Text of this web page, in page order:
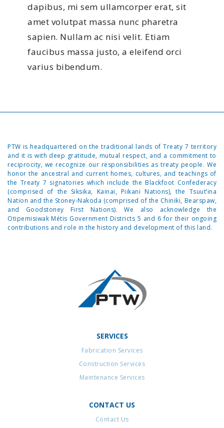
dapibus, mi sem ullamcorper erat, sit
amet volutpat massa nunc pharetra
sapien. Nullam ac nisi velit. Etiam
faucibus massa justo, a eleifend orci
varius bibendum.
PTW is headquartered on the traditional lands of Treaty 7 territory
and it is with deep gratitude, mutual respect, and a commitment to
reciprocity, we recognize our responsibilities as treaty people. We
honor the ancestral and current homes, cultures, and teachings of
the Treaty 7 signatories which include the Blackfoot Confederacy
(comprised of the Siksika, Kainai, Piikani Nations), the Tsuut’ina
Nation and the Stoney-Nakoda (comprised of the Chiniki, Bearspaw,
and Goodstoney First Nations). We also acknowledge the
Otipemisiwak Métis Government Districts 5 and 6 for their ongoing
contributions and role in the history and development of this land.
SERVICES
Fabrication Services
Construction Services
Maintenance Services
CONTACT US
Contact Us